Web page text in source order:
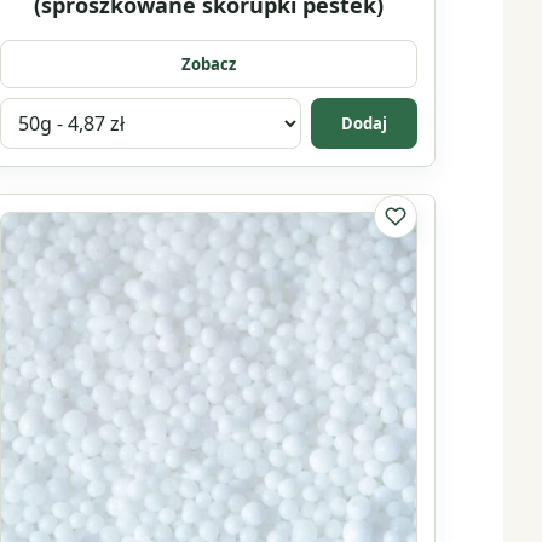
Zobacz
Wybierz
wariant
produktu
Peeling
z
pestek
moreli
(sproszkowane
skorupki
pestek)
Dodaj
Do listy